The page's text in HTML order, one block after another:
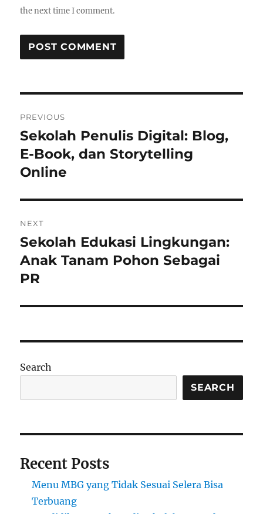
the next time I comment.
navigation
PREVIOUS
Previous
post:
Sekolah Penulis Digital: Blog,
E-Book, dan Storytelling
Online
NEXT
Next
post:
Sekolah Edukasi Lingkungan:
Anak Tanam Pohon Sebagai
PR
Search
SEARCH
Recent Posts
Menu MBG yang Tidak Sesuai Selera Bisa
Terbuang